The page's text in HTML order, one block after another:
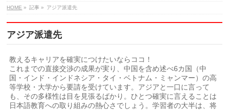
HOME » 記事 » アジア派遣先
アジア派遣先
教えるキャリアを確実につけたいならココ！
これまでの直接交渉の成果が実り、中国を含め述べ6カ国（中
国・インド・インドネシア・タイ・ベトナム・ミャンマー）の高
等学校・大学から要請を受けています。アジアと一口に言って
も、その多様性は目を見張るばかり。ひとつ確実に言えることは
日本語教育への取り組みの熱心さでしょう。学習者の大半は、将